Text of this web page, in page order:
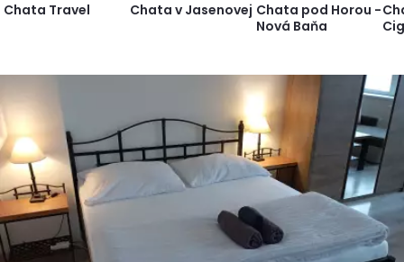
Chata Travel Chata v Jasenovej Chata pod Horou -
Nová Baňa